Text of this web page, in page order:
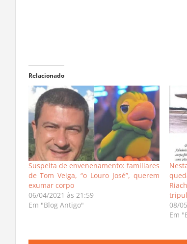
Suspeita de envenenamento: familiares
de Tom Veiga, “o Louro José”, querem
exumar corpo
06/04/2021 às 21:59
Em "Blog Antigo"
08/
Em